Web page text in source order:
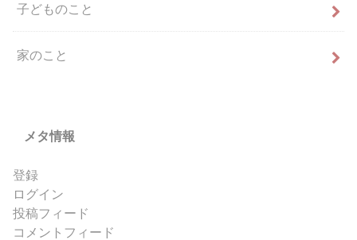
子どものこと
家のこと
メタ情報
登録
ログイン
投稿フィード
コメントフィード